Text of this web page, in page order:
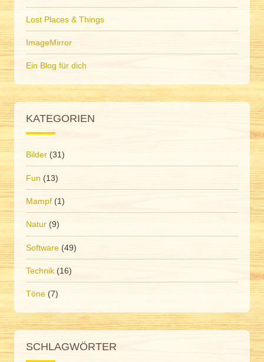
Lost Places & Things
ImageMirror
Ein Blog für dich
KATEGORIEN
Bilder (31)
Fun (13)
Mampf (1)
Natur (9)
Software (49)
Technik (16)
Töne (7)
SCHLAGWÖRTER